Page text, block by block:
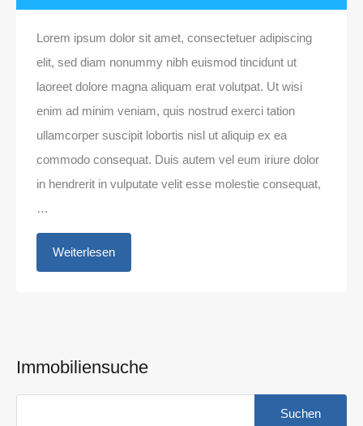
Lorem ipsum dolor sit amet, consectetuer adipiscing
elit, sed diam nonummy nibh euismod tincidunt ut
laoreet dolore magna aliquam erat volutpat. Ut wisi
enim ad minim veniam, quis nostrud exerci tation
ullamcorper suscipit lobortis nisl ut aliquip ex ea
commodo consequat. Duis autem vel eum iriure dolor
in hendrerit in vulputate velit esse molestie consequat,
…
Weiterlesen
Immobiliensuche
nach: